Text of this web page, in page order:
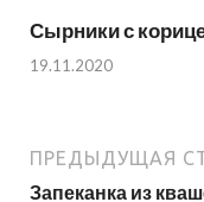
Сырники с
19.11.2020
ПРЕДЫДУЩАЯ
Запеканка из